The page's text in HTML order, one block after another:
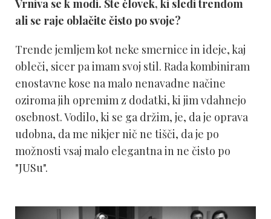
Vrniva se k modi. Ste človek, ki sledi trendom
ali se raje oblačite čisto po svoje?
Trende jemljem kot neke smernice in ideje, kaj
obleči, sicer pa imam svoj stil. Rada kombiniram
enostavne kose na malo nenavadne načine
oziroma jih opremim z dodatki, ki jim vdahnejo
osebnost. Vodilo, ki se ga držim, je, da je oprava
udobna, da me nikjer nič ne tišči, da je po
možnosti vsaj malo elegantna in ne čisto po
"JUSu".